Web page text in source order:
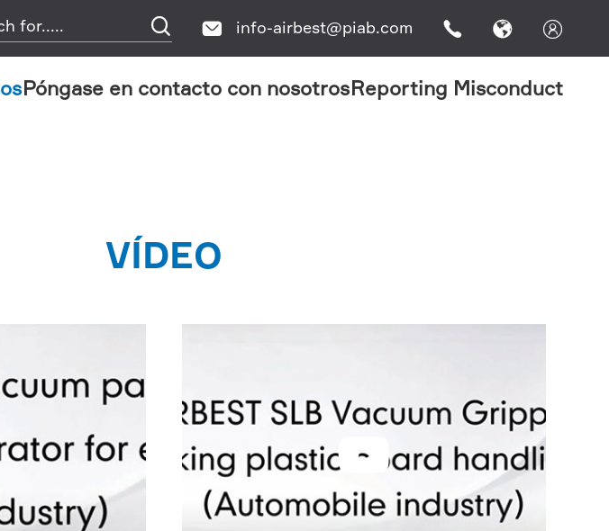
  info-airbest@piab.com   
Póngase en contacto con nosotrosReporting Misconduct
VÍDEO
